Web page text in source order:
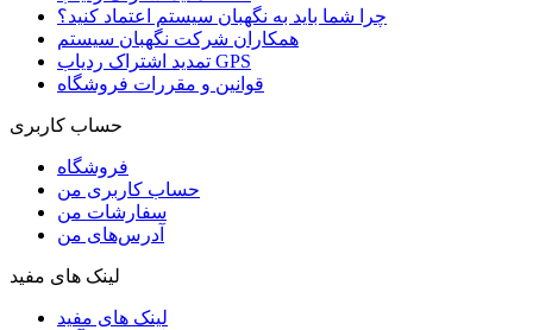
چرا شما باید به نگهبان سیستم اعتماد کنید؟
همکاران شرکت نگهبان سیستم
تمدید اشتراک ردیاب GPS
قوانین و مقررات فروشگاه
حساب کاربری
فروشگاه
حساب کاربری من
سفارشات من
آدرس‌های من
لینک های مفید
لینک های مفید